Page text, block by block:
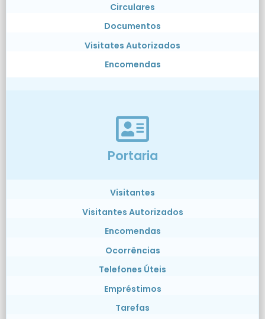
Circulares
Documentos
Visitates Autorizados
Encomendas
Portaria
Visitantes
Visitantes Autorizados
Encomendas
Ocorrências
Telefones Úteis
Empréstimos
Tarefas